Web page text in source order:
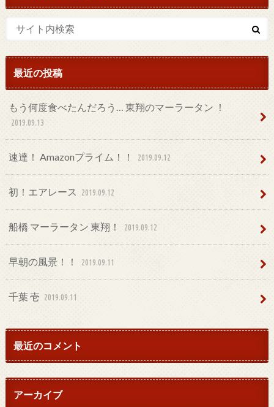
最近の投稿
もう何度食べたんだろう… 東翔のマーラータン ！
2019.09.13
速達！ Amazonプライム！！ 2019.09.12
初！エアレース 2019.09.12
船橋 マーラータン 東翔！ 2019.09.12
早朝の風景！！ 2019.09.11
千葉 壱 2019.09.11
最近のコメント
アーカイブ